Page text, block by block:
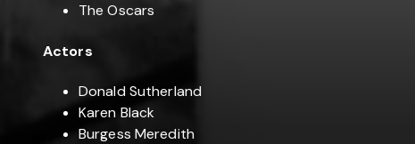
The Oscars
Actors
Donald Sutherland
Karen Black
Burgess Meredith